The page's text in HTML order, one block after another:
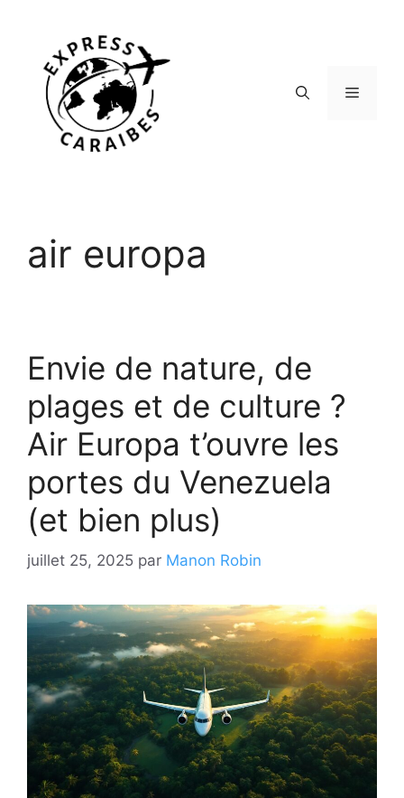
contenu
Menu
air europa
Envie de nature, de
plages et de culture ?
Air Europa t’ouvre les
portes du Venezuela
(et bien plus)
juillet 25, 2025 par Manon Robin